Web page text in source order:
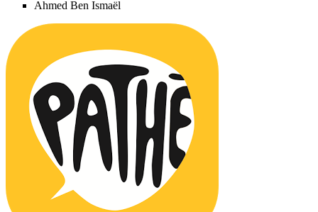
Ahmed Ben Ismaël